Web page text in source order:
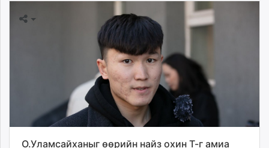
О.Уламсайханыг өөрийн найз охин Т-г амиа